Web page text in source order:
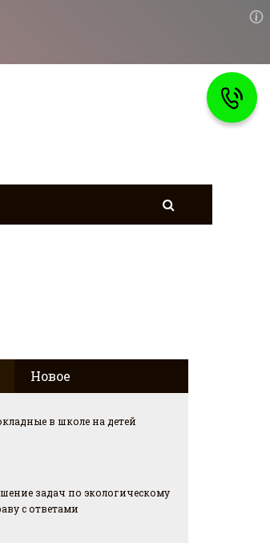
Новое
в школе на детей
задач по экологическому
с ответами